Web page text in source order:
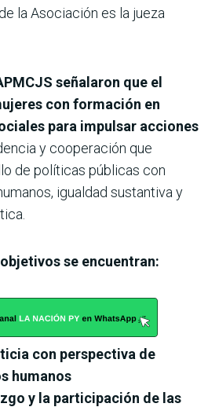
la Asociación es la jueza
señalaron que el
con formación en
para impulsar acciones
y cooperación que
de políticas públicas con
igualdad sustantiva y
se encuentran:
con perspectiva de
humanos
y la participación de las